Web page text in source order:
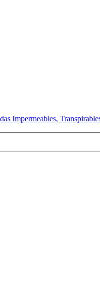
Impermeables,